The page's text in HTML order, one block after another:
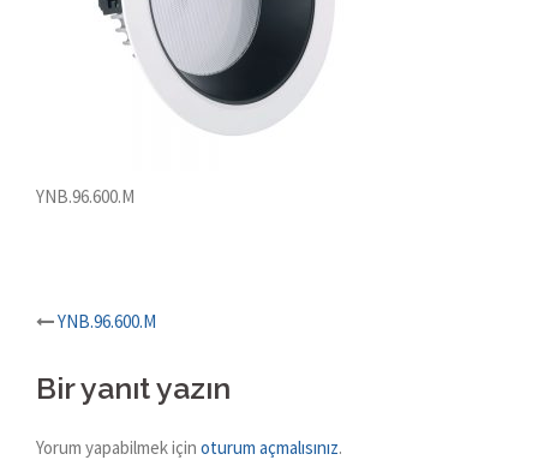
YNB.96.600.M
Post
navigation
YNB.96.600.M
Bir yanıt yazın
Yorum yapabilmek için oturum açmalısınız.